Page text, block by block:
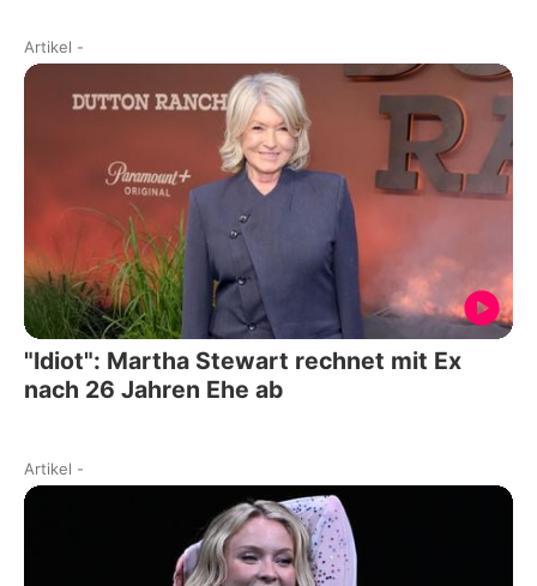
Artikel -
"Idiot": Martha Stewart rechnet mit Ex
nach 26 Jahren Ehe ab
Artikel -